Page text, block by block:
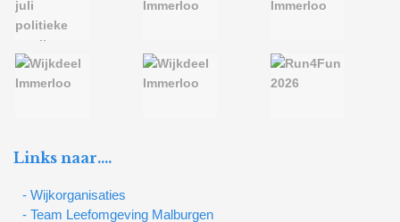
Links naar….
- Wijkorganisaties
- Team Leefomgeving Malburgen